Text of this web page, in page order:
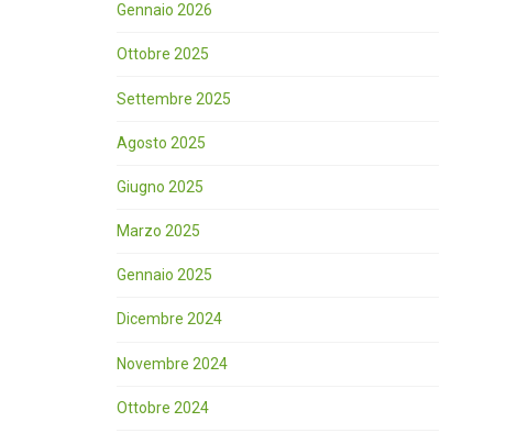
Gennaio 2026
Ottobre 2025
Settembre 2025
Agosto 2025
Giugno 2025
Marzo 2025
Gennaio 2025
Dicembre 2024
Novembre 2024
Ottobre 2024